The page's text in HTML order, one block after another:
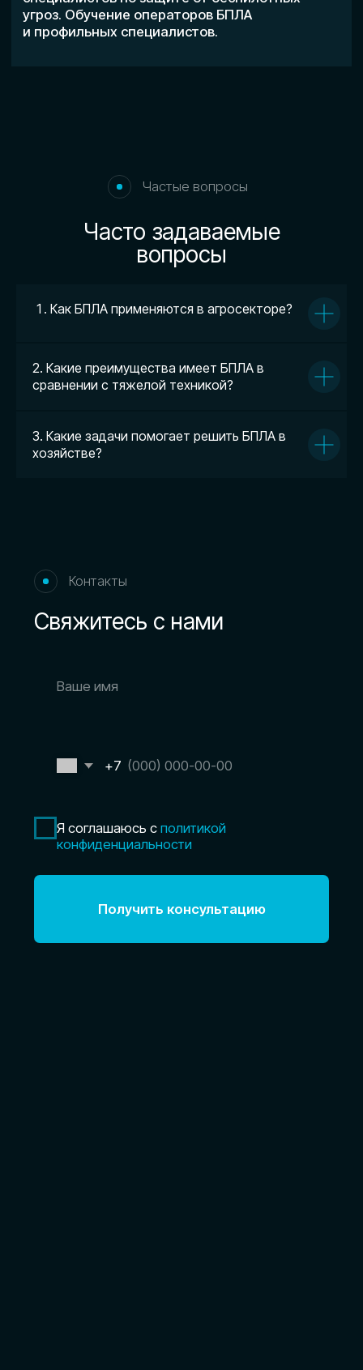
Как БПЛА применяются в агросекторе?
2. Какие преимущества имеет БПЛА в
сравнении с тяжелой техникой?
3. Какие задачи помогает решить БПЛА в
хозяйстве?